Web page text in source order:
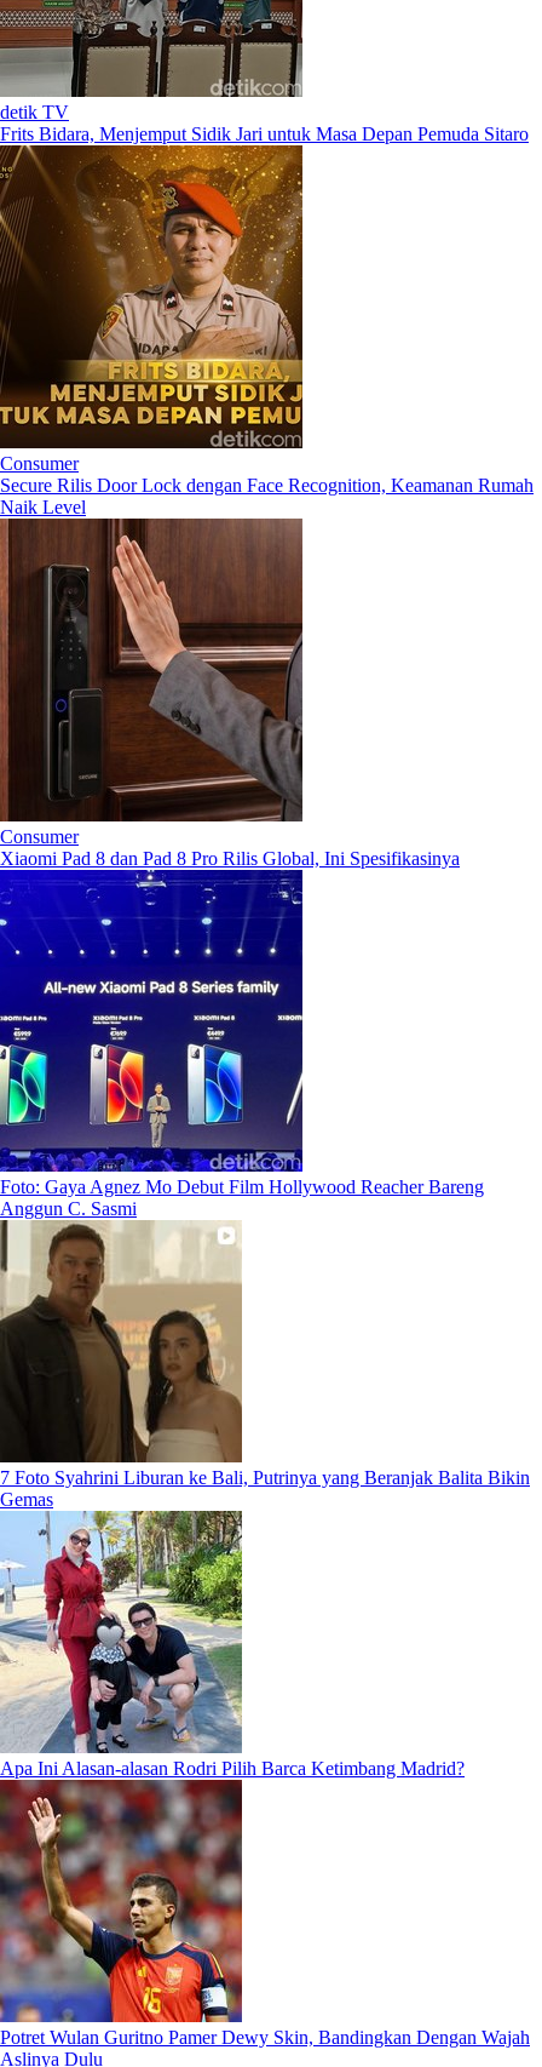
detik TV
Frits Bidara, Menjemput Sidik Jari untuk Masa Depan Pemuda Sitaro
Consumer
Secure Rilis Door Lock dengan Face Recognition, Keamanan Rumah
Naik Level
Consumer
Xiaomi Pad 8 dan Pad 8 Pro Rilis Global, Ini Spesifikasinya
Foto: Gaya Agnez Mo Debut Film Hollywood Reacher Bareng
Anggun C. Sasmi
7 Foto Syahrini Liburan ke Bali, Putrinya yang Beranjak Balita Bikin
Gemas
Apa Ini Alasan-alasan Rodri Pilih Barca Ketimbang Madrid?
Potret Wulan Guritno Pamer Dewy Skin, Bandingkan Dengan Wajah
Aslinya Dulu